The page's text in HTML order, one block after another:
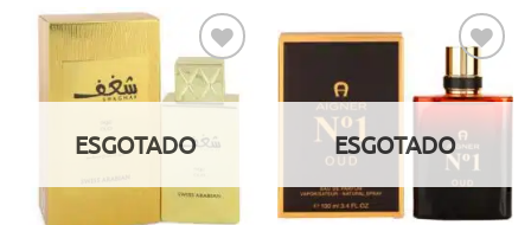
Adicionar
aos meus
ESGOTADO
Adicionar
aos meus
desejos
ESGOTADO